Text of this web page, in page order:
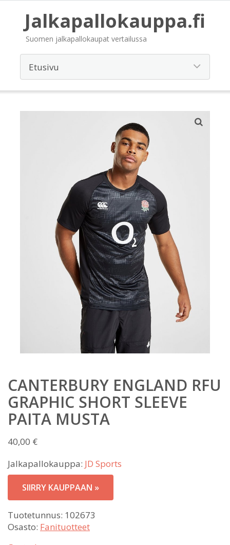
Jalkapallokauppa.fi
Suomen jalkapallokaupat vertailussa
CANTERBURY ENGLAND RFU
GRAPHIC SHORT SLEEVE
PAITA MUSTA
40,00 €
Jalkapallokauppa: JD Sports
SIIRRY KAUPPAAN »
Tuotetunnus: 102673
Osasto: Fanituotteet